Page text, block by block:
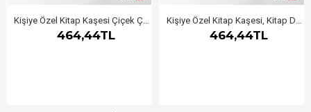
Kişiye Özel Kitap Kaşesi Çiçek Çerçeveli
464,44TL
Kişiye Özel Kitap Kaşesi, Kitap Damgası, Kitap Mührü Öğretmen Kaşesi Aferin
464,44TL